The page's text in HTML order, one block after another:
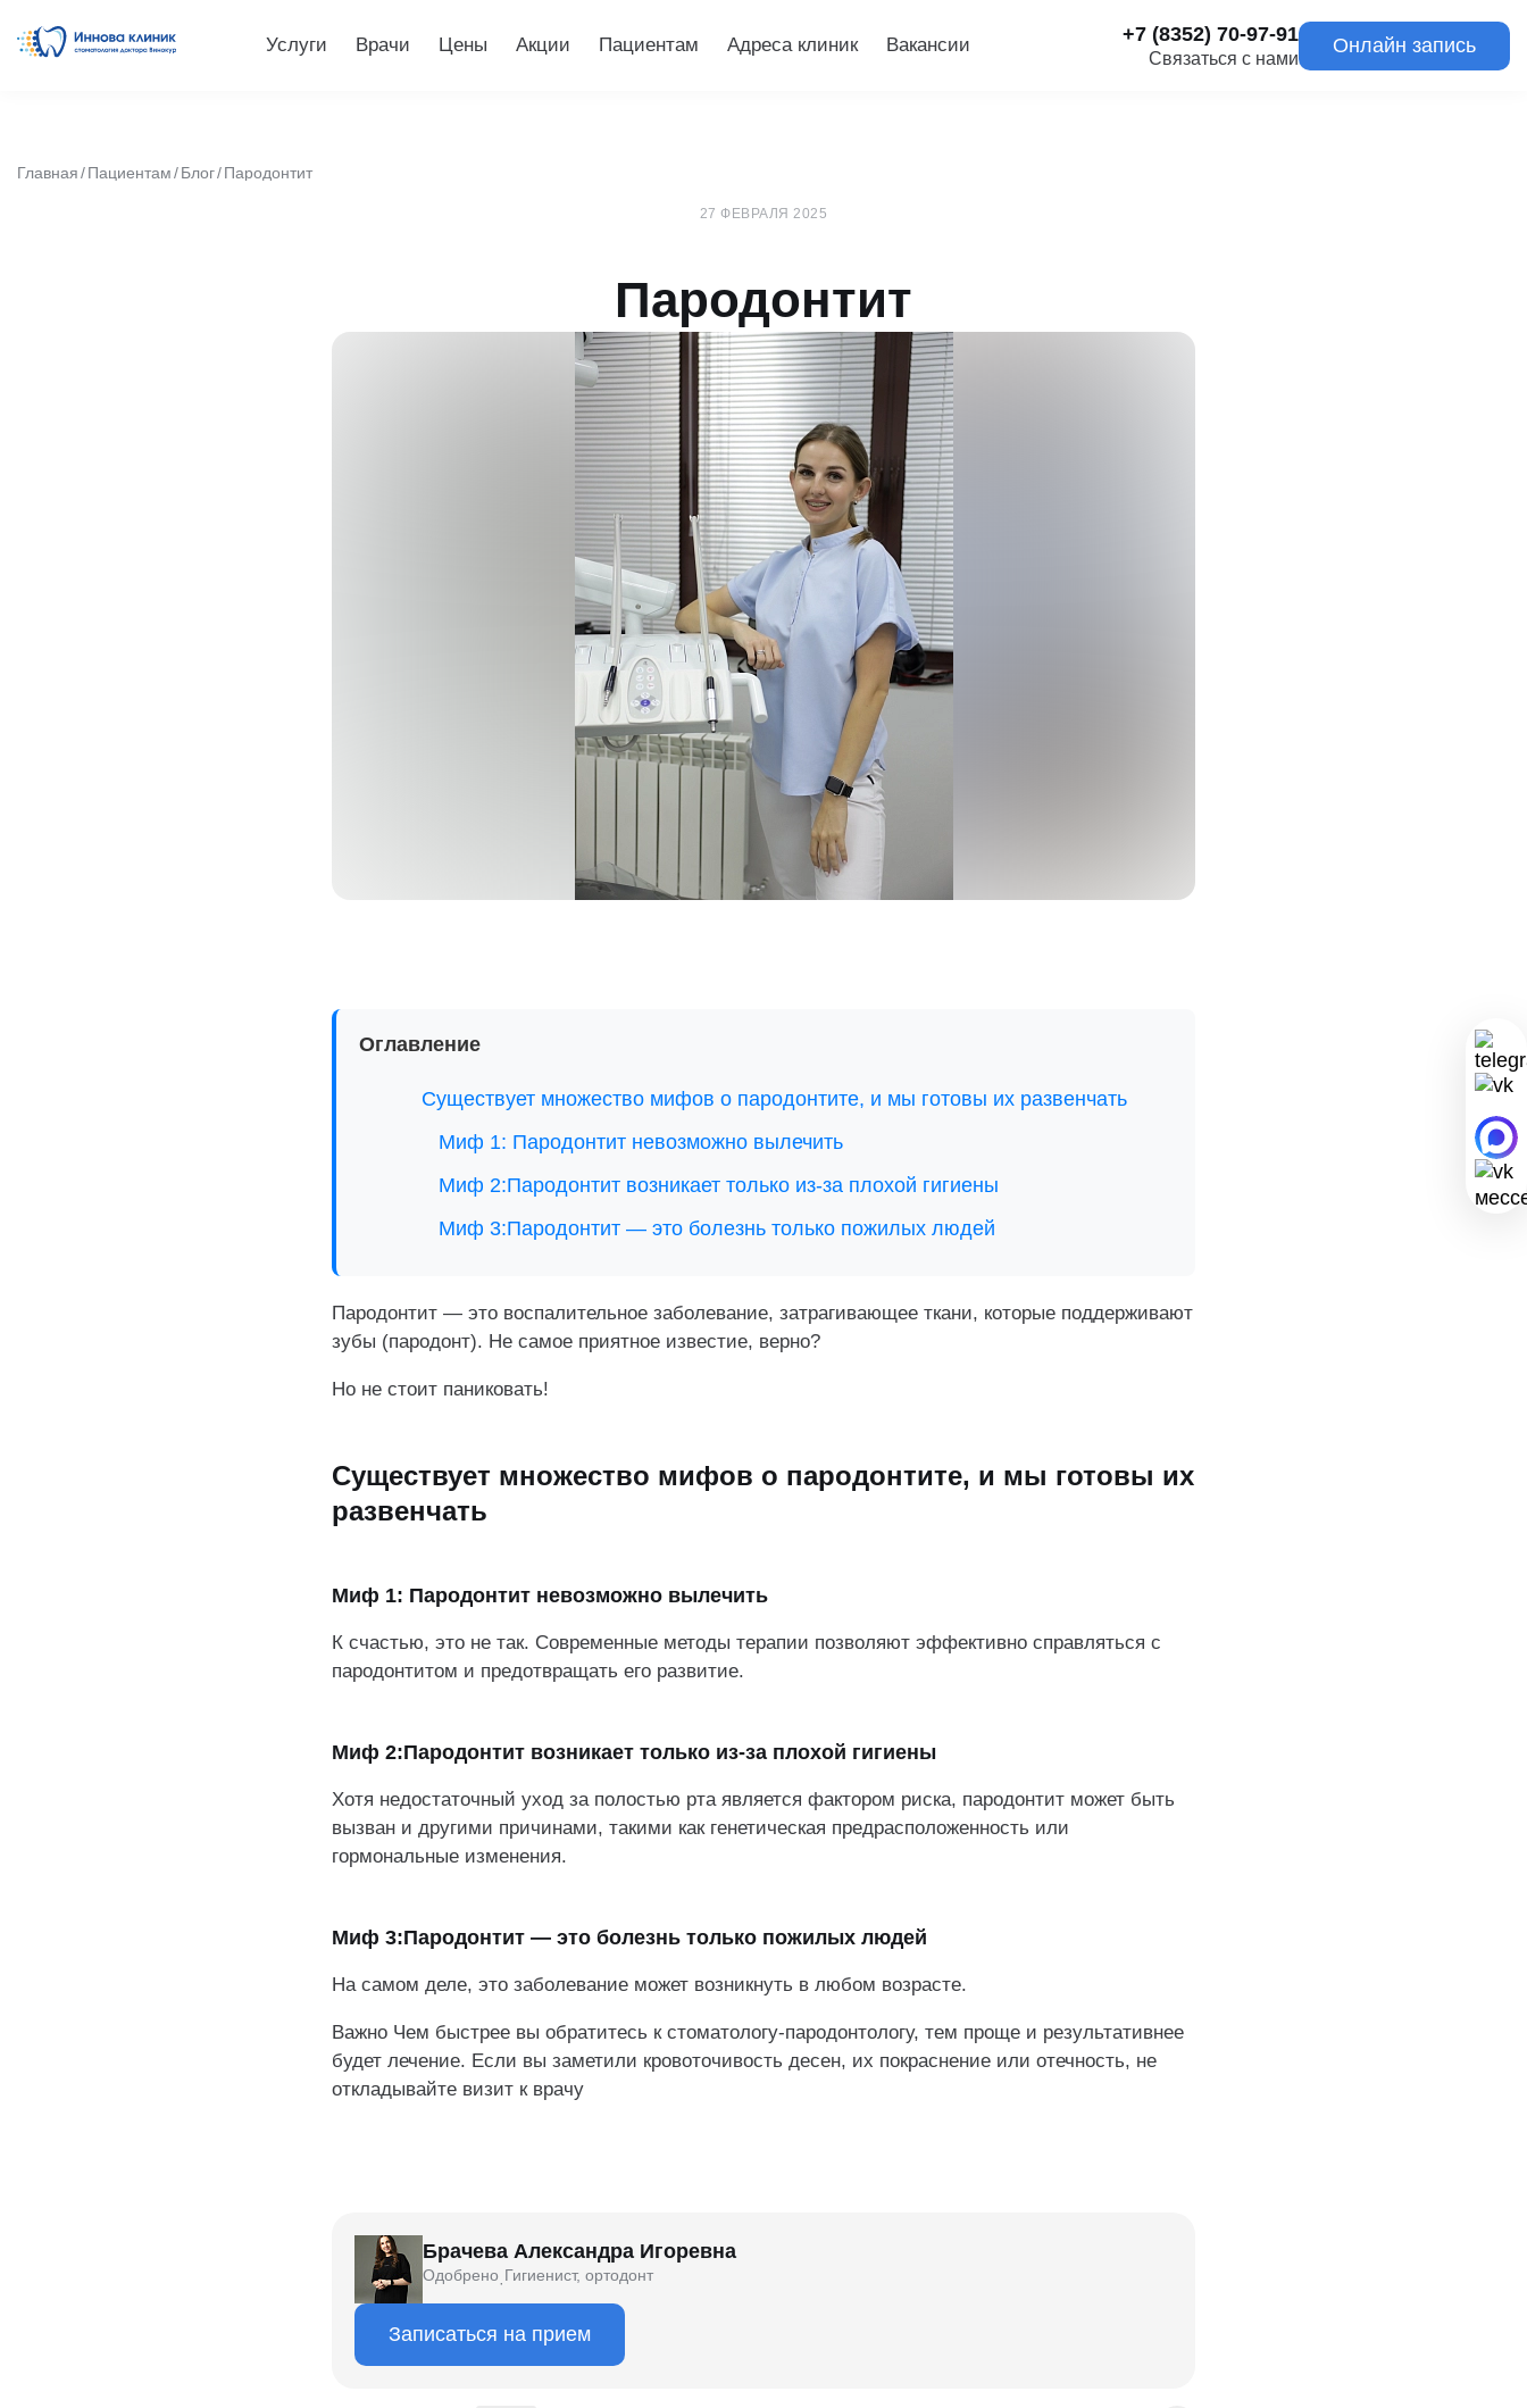
Услуги Врачи Цены Акции Пациентам Адреса клиник Вакансии +7 (8352) 70-97-91
Связаться с нами
Онлайн запись
Главная Пациентам Блог Пародонтит
27 ФЕВРАЛЯ 2025
Пародонтит
Оглавление
Существует множество мифов о пародонтите, и мы готовы их развенчать
Миф 1: Пародонтит невозможно вылечить
Миф 2:Пародонтит возникает только из-за плохой гигиены
Миф 3:Пародонтит — это болезнь только пожилых людей
Пародонтит — это воспалительное заболевание, затрагивающее ткани, которые поддерживают
зубы (пародонт). Не самое приятное известие, верно?
Но не стоит паниковать!
Существует множество мифов о пародонтите, и мы готовы их
развенчать
Миф 1: Пародонтит невозможно вылечить
К счастью, это не так. Современные методы терапии позволяют эффективно справляться с
пародонтитом и предотвращать его развитие.
Миф 2:Пародонтит возникает только из-за плохой гигиены
Хотя недостаточный уход за полостью рта является фактором риска, пародонтит может быть
вызван и другими причинами, такими как генетическая предрасположенность или
гормональные изменения.
Миф 3:Пародонтит — это болезнь только пожилых людей
На самом деле, это заболевание может возникнуть в любом возрасте.
Важно️ Чем быстрее вы обратитесь к стоматологу-пародонтологу, тем проще и результативнее
будет лечение. Если вы заметили кровоточивость десен, их покраснение или отечность, не
откладывайте визит к врачу
Брачева Александра Игоревна
Одобрено·Гигиенист, ортодонт
Записаться на прием